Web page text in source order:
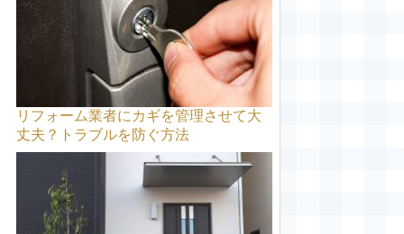
リフォーム業者にカギを管理させて大
丈夫？トラブルを防ぐ方法